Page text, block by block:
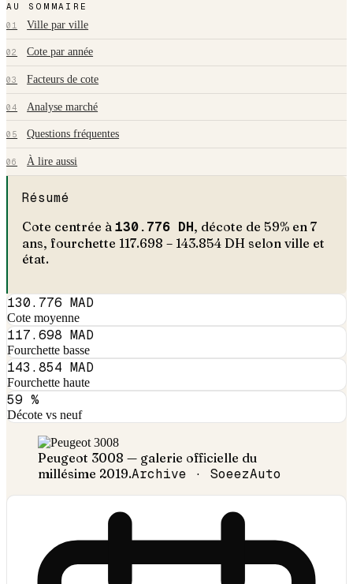
AU SOMMAIRE
01 Ville par ville
02 Cote par année
03 Facteurs de cote
04 Analyse marché
05 Questions fréquentes
06 À lire aussi
Résumé
Cote centrée à 130.776DH, décote de 59% en 7
ans, fourchette 117.698 – 143.854DH selon ville et
état.
130.776 MAD
Cote moyenne
117.698 MAD
Fourchette basse
143.854 MAD
Fourchette haute
59 %
Décote vs neuf
Peugeot 3008 — galerie officielle du
millésime 2019.Archive · SoeezAuto